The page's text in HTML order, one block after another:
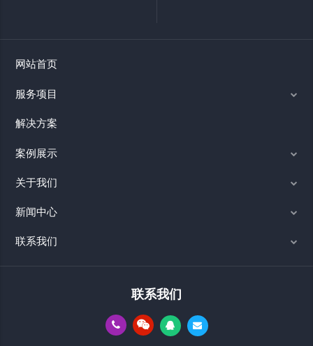
网站首页
服务项目
解决方案
案例展示
关于我们
新闻中心
联系我们
联系我们